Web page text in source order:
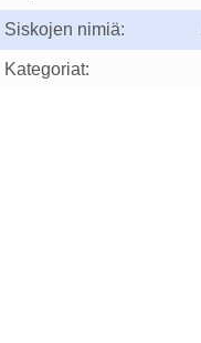
Siskojen nimiä:
Kategoriat: